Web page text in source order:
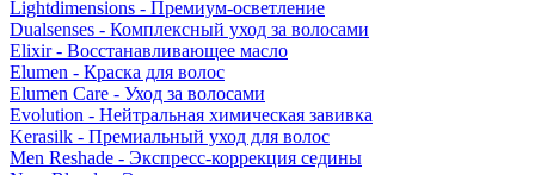
Lightdimensions - Премиум-осветление
Dualsenses - Комплексный уход за волосами
Elixir - Восстанавливающее масло
Elumen - Краска для волос
Elumen Care - Уход за волосами
Evolution - Нейтральная химическая завивка
Kerasilk - Премиальный уход для волос
Men Reshade - Экспресс-коррекция седины